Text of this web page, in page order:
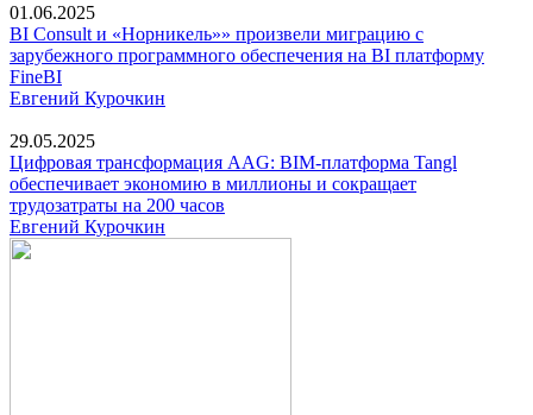
01.06.2025
BI Consult и «Норникель»» произвели миграцию с
зарубежного программного обеспечения на BI платформу
FineBI
Евгений Курочкин
29.05.2025
Цифровая трансформация AAG: BIM-платформа Tangl
обеспечивает экономию в миллионы и сокращает
трудозатраты на 200 часов
Евгений Курочкин